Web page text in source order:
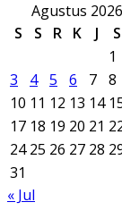
Agustus 2026
S
S R K J S
1
3
4 5 6 7 8
10 11 12 13 14
17 18 19 20 21
24 25 26 27 28
31
« Jul